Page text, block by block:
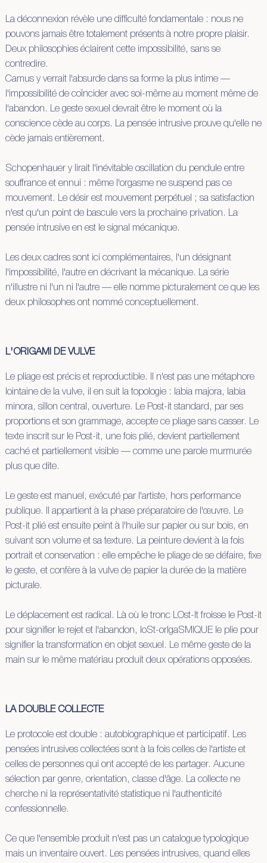
La déconnexion révèle une difficulté fondamentale : nous ne
pouvons jamais être totalement présents à notre propre plaisir.
Deux philosophies éclairent cette impossibilité, sans se
contredire.
Camus y verrait l'absurde dans sa forme la plus intime —
l'impossibilité de coïncider avec soi-même au moment même de
l'abandon. Le geste sexuel devrait être le moment où la
conscience cède au corps. La pensée intrusive prouve qu'elle ne
cède jamais entièrement.
Schopenhauer y lirait l'inévitable oscillation du pendule entre
souffrance et ennui : même l'orgasme ne suspend pas ce
mouvement. Le désir est mouvement perpétuel ; sa satisfaction
n'est qu'un point de bascule vers la prochaine privation. La
pensée intrusive en est le signal mécanique.
Les deux cadres sont ici complémentaires, l'un désignant
l'impossibilité, l'autre en décrivant la mécanique. La série
n'illustre ni l'un ni l'autre — elle nomme picturalement ce que les
deux philosophes ont nommé conceptuellement.
L'ORIGAMI DE VULVE
Le pliage est précis et reproductible. Il n'est pas une métaphore
lointaine de la vulve, il en suit la topologie : labia majora, labia
minora, sillon central, ouverture. Le Post-it standard, par ses
proportions et son grammage, accepte ce pliage sans casser. Le
texte inscrit sur le Post-it, une fois plié, devient partiellement
caché et partiellement visible — comme une parole murmurée
plus que dite.
Le geste est manuel, exécuté par l'artiste, hors performance
publique. Il appartient à la phase préparatoire de l'œuvre. Le
Post-it plié est ensuite peint à l'huile sur papier ou sur bois, en
suivant son volume et sa texture. La peinture devient à la fois
portrait et conservation : elle empêche le pliage de se défaire, fixe
le geste, et confère à la vulve de papier la durée de la matière
picturale.
Le déplacement est radical. Là où le tronc LOst-It froisse le Post-it
pour signifier le rejet et l'abandon, loSt-orIgaSMIQUE le plie pour
signifier la transformation en objet sexuel. Le même geste de la
main sur le même matériau produit deux opérations opposées.
LA DOUBLE COLLECTE
Le protocole est double : autobiographique et participatif. Les
pensées intrusives collectées sont à la fois celles de l'artiste et
celles de personnes qui ont accepté de les partager. Aucune
sélection par genre, orientation, classe d'âge. La collecte ne
cherche ni la représentativité statistique ni l'authenticité
confessionnelle.
Ce que l'ensemble produit n'est pas un catalogue typologique
mais un inventaire ouvert. Les pensées intrusives, quand elles